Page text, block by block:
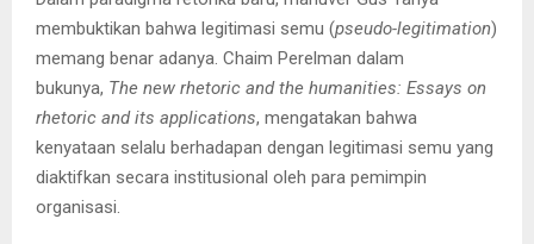
membuktikan bahwa legitimasi semu (pseudo-legitimation)
memang benar adanya. Chaim Perelman dalam
bukunya, The new rhetoric and the humanities: Essays on
rhetoric and its applications, mengatakan bahwa
kenyataan selalu berhadapan dengan legitimasi semu yang
diaktifkan secara institusional oleh para pemimpin
organisasi.